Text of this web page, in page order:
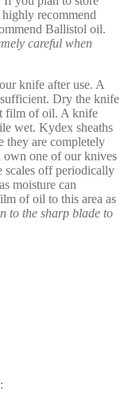
recommend
Ballistol oil.
careful when
knife after use. A
Dry the knife
film of oil. A knife
wet. Kydex sheaths
they are completely
one of our knives
scales off periodically
moisture can
of oil to this area as
to the sharp blade to